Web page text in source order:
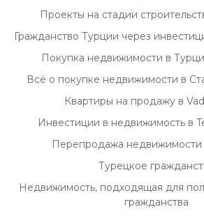
Проекты на стадии
Гражданство Турции через
Покупка недвижимости в
Всё о покупке недвижимости в
Квартиры на продажу в
Инвестиции в недвижимость в
Перепродажа недвижимости
Турецкое
Недвижимость, подходящая для
гражданства